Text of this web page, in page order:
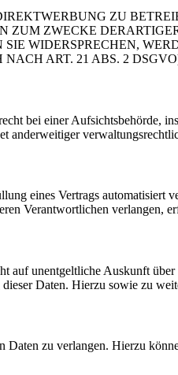
ZU
ZUM ZWECKE
WIDERSPRECHEN,
ART. 21 ABS. 2
bei einer Aufsichtsbehörde,
anderweitiger
eines Vertrags automatisiert
Verantwortlichen verlangen,
auf unentgeltliche Auskunft
Daten. Hierzu sowie zu
zu verlangen. Hierzu